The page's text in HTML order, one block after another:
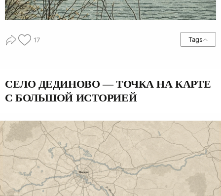
17 Tags
СЕЛО ДЕДИНОВО — ТОЧКА НА КАРТЕ
С БОЛЬШОЙ ИСТОРИЕЙ